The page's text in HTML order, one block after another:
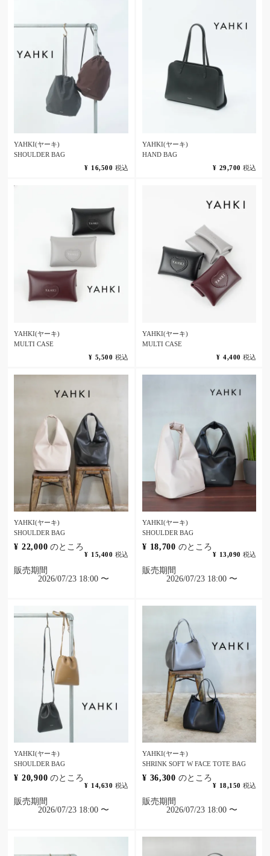
YAHKI(ヤーキ)
SHOULDER BAG
¥ 16,500 税込
YAHKI(ヤーキ)
HAND BAG
¥ 29,700 税込
YAHKI(ヤーキ)
MULTI CASE
¥ 5,500 税込
YAHKI(ヤーキ)
MULTI CASE
¥ 4,400 税込
YAHKI(ヤーキ)
SHOULDER BAG
¥ 22,000 のところ
¥ 15,400 税込
販売期間
2026/07/23 18:00 〜
YAHKI(ヤーキ)
SHOULDER BAG
¥ 18,700 のところ
¥ 13,090 税込
販売期間
2026/07/23 18:00 〜
YAHKI(ヤーキ)
SHOULDER BAG
¥ 20,900 のところ
¥ 14,630 税込
販売期間
2026/07/23 18:00 〜
YAHKI(ヤーキ)
SHRINK SOFT W FACE TOTE BAG
¥ 36,300 のところ
¥ 18,150 税込
販売期間
2026/07/23 18:00 〜